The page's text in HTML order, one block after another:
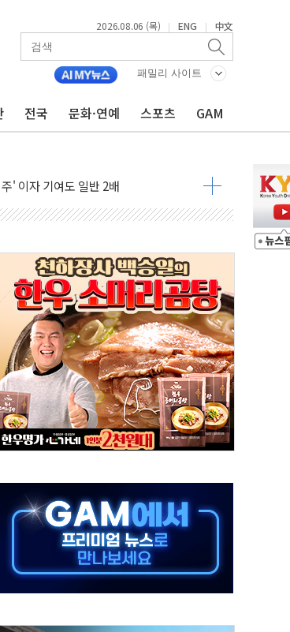
2026.08.06 (목) | ENG | 中文
패밀리 사이트
전국 문화·연예 스포츠 GAM
펀드 2종 출시
고 급등주는 팔았다
메모리 넘어 밸류체인 분산 투자해야"
2주간 전국 한시 판매
관리 앱 출시
발...하반기 '환율 역풍' 우려
'첫삽'…남동발전, 재생에너지 '앞장'
수수색
기술력 과시
어 관심 급증"
송치
매수
대 급등
사 진입길 열려
' 출시